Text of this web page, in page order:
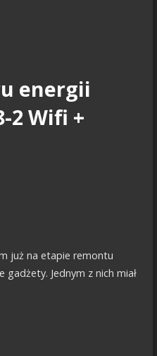
energii
2 Wifi +
już na etapie remontu
Jednym z nich miał